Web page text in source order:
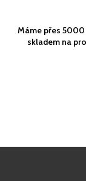
Máme přes
skladem na